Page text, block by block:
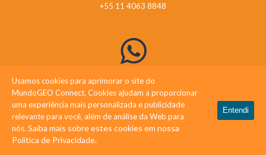
+55 11 4063 8848
+55 41 99919 1357
Usamos cookies para aprimorar o site do
MundoGEO Connect. Cookies ajudam a proporcionar
uma experiência mais personalizada e publicidade
relevante para você, além de análise da Web para
nós. Saiba mais sobre estes cookies em nossa
Política de Privacidade.
Entendi